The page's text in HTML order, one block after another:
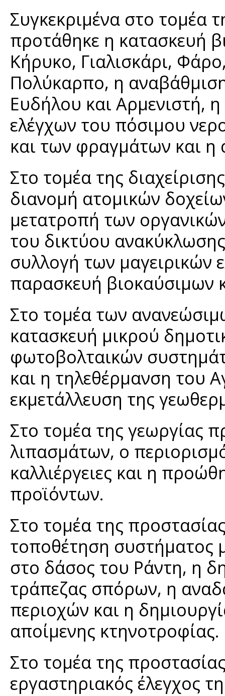
Συγκεκριμένα στο τομέα
προτάθηκε η κατασκευή
Κήρυκο, Γιαλισκάρι,
Πολύκαρπο, η
Ευδήλου και Αρμενιστή,
ελέγχων του πόσιμου
και των φραγμάτων και η
Στο τομέα της
διανομή ατομικών
μετατροπή των
του δικτύου
συλλογή των μαγειρικών
παρασκευή βιοκαύσιμων
Στο τομέα των
κατασκευή μικρού
φωτοβολταικών
και η τηλεθέρμανση του
εκμετάλλευση της
Στο τομέα της γεωργίας
λιπασμάτων, ο
καλλιέργειες και η
προϊόντων.
Στο τομέα της
τοποθέτηση συστήματος
στο δάσος του Ράντη, η
τράπεζας σπόρων, η
περιοχών και η
αποίμενης κτηνοτροφίας.
Στο τομέα της
εργαστηριακός έλεγχος